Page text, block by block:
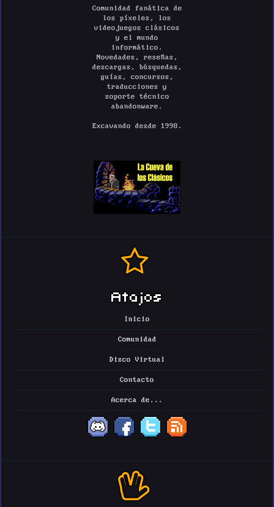
Comunidad fanática de
los píxeles, los
videojuegos clásicos
y el mundo
informático.
Novedades, reseñas,
descargas, búsquedas,
guías, concursos,
traducciones y
soporte técnico
abandonware.
Excavando desde 1998.
Atajos
Inicio
Comunidad
Disco Virtual
Contacto
Acerca de...